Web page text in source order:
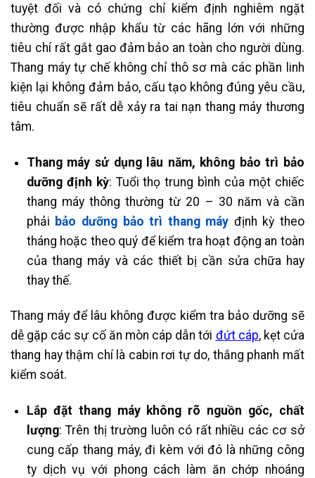
tuyệt đối và có chứng chỉ kiểm định nghiêm ngặt
thường được nhập khẩu từ các hãng lớn với những
tiêu chí rất gắt gao đảm bảo an toàn cho người dùng.
Thang máy tự chế không chỉ thô sơ mà các phần linh
kiện lại không đảm bảo, cấu tạo không đúng yêu cầu,
tiêu chuẩn sẽ rất dễ xảy ra tai nạn thang máy thương
tâm.
Thang máy sử dụng lâu năm, không bảo trì bảo
dưỡng định kỳ: Tuổi thọ trung bình của một chiếc
thang máy thông thường từ 20 – 30 năm và cần
phải bảo dưỡng bảo trì thang máy định kỳ theo
tháng hoặc theo quý để kiểm tra hoạt động an toàn
của thang máy và các thiết bị cần sửa chữa hay
thay thế.
Thang máy để lâu không được kiểm tra bảo dưỡng sẽ
dễ gặp các sự cố ăn mòn cáp dẫn tới đứt cáp, kẹt cửa
thang hay thậm chí là cabin rơi tự do, thắng phanh mất
kiểm soát.
Lắp đặt thang máy không rõ nguồn gốc, chất
lượng: Trên thị trường luôn có rất nhiều các cơ sở
cung cấp thang máy, đi kèm với đó là những công
ty dịch vụ với phong cách làm ăn chớp nhoáng